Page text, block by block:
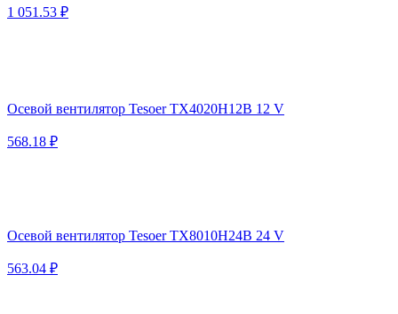
1 051.53 ₽
Осевой вентилятор Tesoer TX4020H12B 12 V
568.18 ₽
Осевой вентилятор Tesoer TX8010H24B 24 V
563.04 ₽